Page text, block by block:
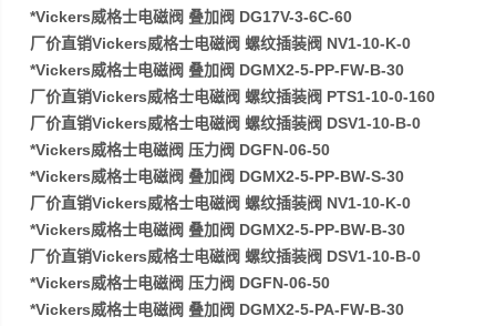
*Vickers威格士电磁阀 叠加阀 DG17V-3-6C-60
厂价直销Vickers威格士电磁阀 螺纹插装阀 NV1-10-K-0
*Vickers威格士电磁阀 叠加阀 DGMX2-5-PP-FW-B-30
厂价直销Vickers威格士电磁阀 螺纹插装阀 PTS1-10-0-160
厂价直销Vickers威格士电磁阀 螺纹插装阀 DSV1-10-B-0
*Vickers威格士电磁阀 压力阀 DGFN-06-50
*Vickers威格士电磁阀 叠加阀 DGMX2-5-PP-BW-S-30
厂价直销Vickers威格士电磁阀 螺纹插装阀 NV1-10-K-0
*Vickers威格士电磁阀 叠加阀 DGMX2-5-PP-BW-B-30
厂价直销Vickers威格士电磁阀 螺纹插装阀 DSV1-10-B-0
*Vickers威格士电磁阀 压力阀 DGFN-06-50
*Vickers威格士电磁阀 叠加阀 DGMX2-5-PA-FW-B-30